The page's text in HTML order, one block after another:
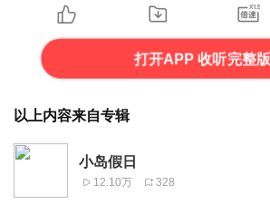
打开APP 收听完整版
以上内容来自专辑
小岛假日
12.10万 328